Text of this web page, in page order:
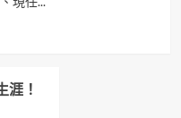
涯！